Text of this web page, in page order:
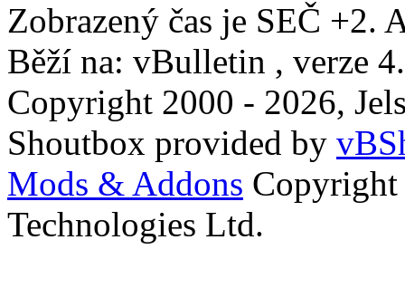
Zobrazený čas je SEČ +2.
Běží na: vBulletin , verze
Copyright 2000 - 2026,
Shoutbox provided by
Mods & Addons
Technologies Ltd.